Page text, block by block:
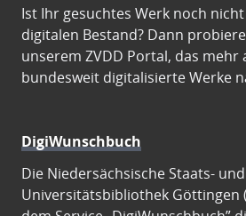
Ist Ihr gesuchtes Werk noch
digitalen Bestand? Dann
unserem ZVDD Portal, das mehr
bundesweit digitalisierte Werke
DigiWunschbuch
Die Niedersächsische Staats- und
Universitätsbibliothek Göttingen